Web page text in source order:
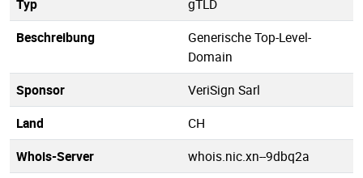
Typ
gTLD
Beschreibung
Generische Top-Level-
Domain
Sponsor
VeriSign Sarl
Land
CH
Whois-Server
whois.nic.xn--9dbq2a